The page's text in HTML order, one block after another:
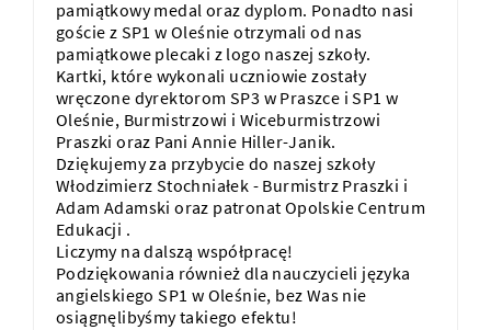
pamiątkowy medal oraz dyplom. Ponadto nasi
goście z SP1 w Oleśnie otrzymali od nas
pamiątkowe plecaki z logo naszej szkoły.
Kartki, które wykonali uczniowie zostały
wręczone dyrektorom SP3 w Praszce i SP1 w
Oleśnie, Burmistrzowi i Wiceburmistrzowi
Praszki oraz Pani Annie Hiller-Janik.
Dziękujemy za przybycie do naszej szkoły
Włodzimierz Stochniałek - Burmistrz Praszki i
Adam Adamski oraz patronat Opolskie Centrum
Edukacji .
Liczymy na dalszą współpracę!
Podziękowania również dla nauczycieli języka
angielskiego SP1 w Oleśnie, bez Was nie
osiągnęlibyśmy takiego efektu!